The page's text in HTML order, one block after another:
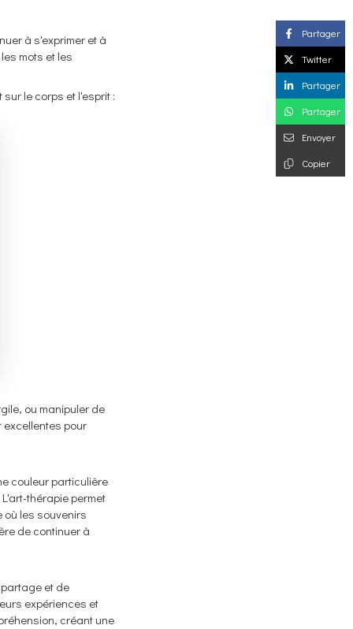
à s'exprimer et à
mots et les
le corps et l'esprit :
ou manipuler de
pour
couleur particulière
thérapie permet
les souvenirs
de continuer à
et de
expériences et
créant une
Partager
Twitter
Partager
Partager
Envoyer
Copier